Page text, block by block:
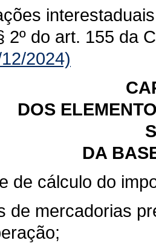
2º do art. 155 da
2024)
DOS
DA
de cálculo do
de mercadorias